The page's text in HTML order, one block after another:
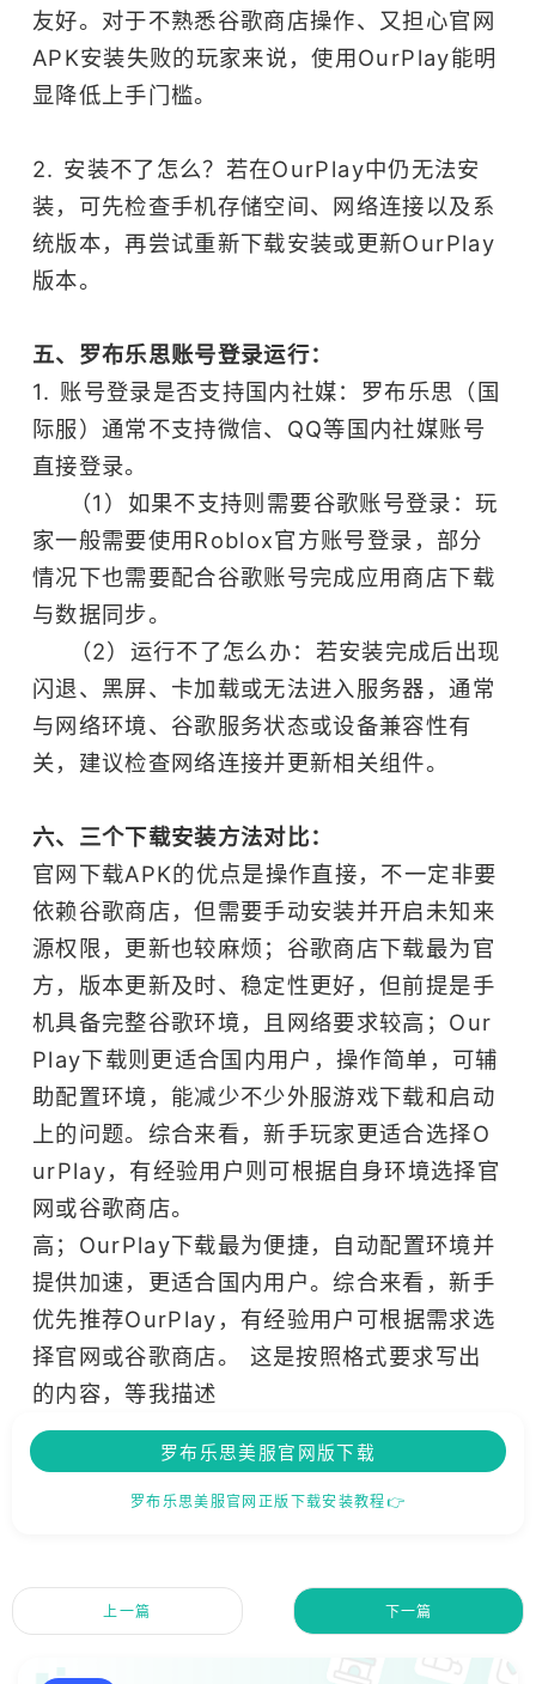
友好。对于不熟悉谷歌商店操作、又担心官网
APK安装失败的玩家来说，使用OurPlay能明
显降低上手门槛。
2. 安装不了怎么？若在OurPlay中仍无法安
装，可先检查手机存储空间、网络连接以及系
统版本，再尝试重新下载安装或更新OurPlay
版本。
五、罗布乐思账号登录运行：
1. 账号登录是否支持国内社媒：罗布乐思（国
际服）通常不支持微信、QQ等国内社媒账号
直接登录。
（1）如果不支持则需要谷歌账号登录：玩
家一般需要使用Roblox官方账号登录，部分
情况下也需要配合谷歌账号完成应用商店下载
与数据同步。
（2）运行不了怎么办：若安装完成后出现
闪退、黑屏、卡加载或无法进入服务器，通常
与网络环境、谷歌服务状态或设备兼容性有
关，建议检查网络连接并更新相关组件。
六、三个下载安装方法对比：
官网下载APK的优点是操作直接，不一定非要
依赖谷歌商店，但需要手动安装并开启未知来
源权限，更新也较麻烦；谷歌商店下载最为官
方，版本更新及时、稳定性更好，但前提是手
机具备完整谷歌环境，且网络要求较高；Our
Play下载则更适合国内用户，操作简单，可辅
助配置环境，能减少不少外服游戏下载和启动
上的问题。综合来看，新手玩家更适合选择O
urPlay，有经验用户则可根据自身环境选择官
网或谷歌商店。
高；OurPlay下载最为便捷，自动配置环境并
提供加速，更适合国内用户。综合来看，新手
优先推荐OurPlay，有经验用户可根据需求选
择官网或谷歌商店。 这是按照格式要求写出
的内容，等我描述
罗布乐思美服官网版下载
罗布乐思美服官网正版下载安装教程👉
上一篇 下一篇